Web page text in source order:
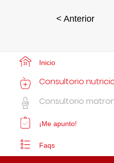
< Anterior
Inicio
Consultorio
Consultorio
¡Me apunto!
Faqs